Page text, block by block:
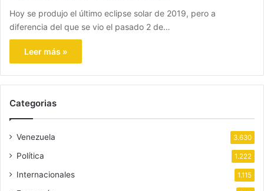
Hoy se produjo el último eclipse solar de 2019, pero a
diferencia del que se vio el pasado 2 de…
Leer más »
Categorias
Venezuela 3.630
Política 1.222
Internacionales 1.115